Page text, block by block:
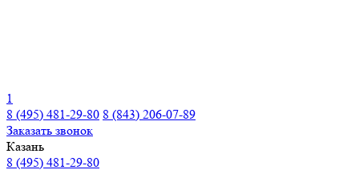
1
8 (495) 481-29-80 8 (843) 206-07-89
Заказать звонок
Казань
8 (495) 481-29-80